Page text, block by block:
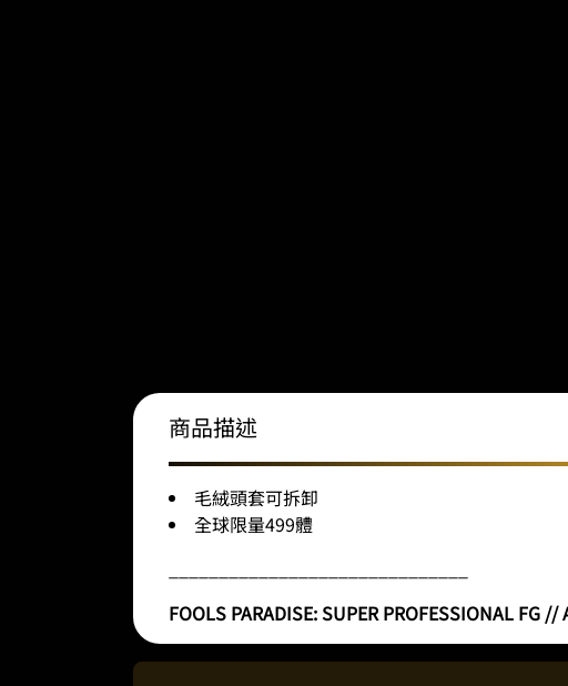
商品描述
毛絨頭套可拆卸
全球限量499體
FOOLS PARADISE: SUPER PROFESSIONAL FG